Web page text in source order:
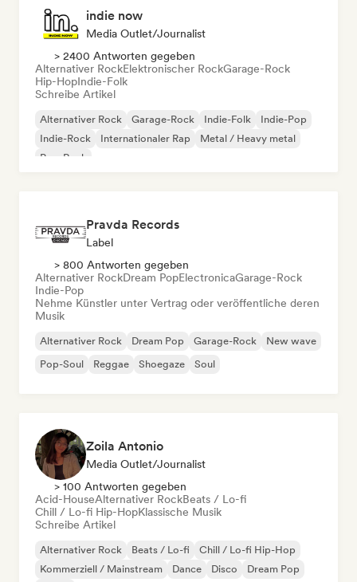
indie now
Media Outlet/Journalist
> 2400 Antworten gegeben
Alternativer RockElektronischer RockGarage-Rock
Hip-HopIndie-Folk
Schreibe Artikel
Alternativer Rock Garage-Rock Indie-Folk
Indie-Pop
Indie-Rock
Internationaler Rap
Metal / Heavy metal
Pop-Rock
Pravda Records
Label
> 800 Antworten gegeben
Alternativer RockDream PopElectronicaGarage-Rock
Indie-Pop
Nehme Künstler unter Vertrag oder veröffentliche deren
Musik
Alternativer Rock Dream Pop Garage-Rock
New wave
Pop-Soul
Reggae Shoegaze Soul
Zoila Antonio
Media Outlet/Journalist
> 100 Antworten gegeben
Acid-HouseAlternativer RockBeats / Lo-fi
Chill / Lo-fi Hip-HopKlassische Musik
Schreibe Artikel
Alternativer Rock Beats / Lo-fi
Chill / Lo-fi Hip-Hop
Kommerziell / Mainstream
Dance Disco
Dream Pop